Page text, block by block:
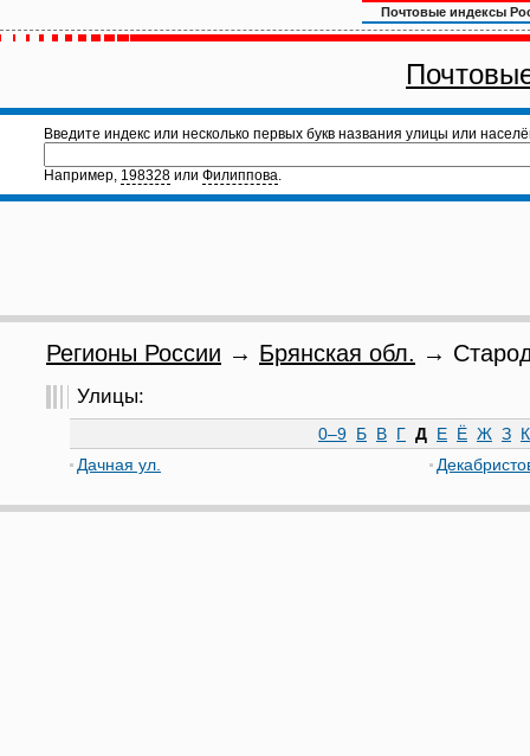
Почтовые индексы
Введите индекс или несколько первых букв названия улицы или
Например, 198328 или Филиппова.
Регионы России → Брянская обл. →
Улицы:
0–9 Б В Г Д Е Ё Ж З К
Дачная ул.